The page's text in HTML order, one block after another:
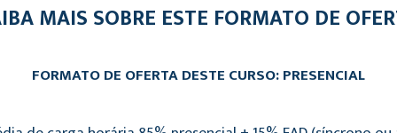
MAIS SOBRE ESTE FORMATO DE
FORMATO DE OFERTA DESTE CURSO: PRESENCIAL